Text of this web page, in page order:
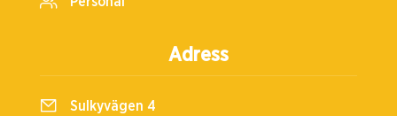
Adress
Sulkyvägen 4